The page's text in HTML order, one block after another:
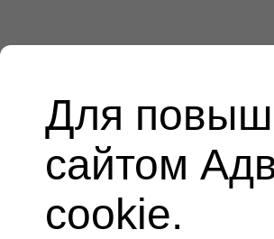
Для
сайтом
cookie.